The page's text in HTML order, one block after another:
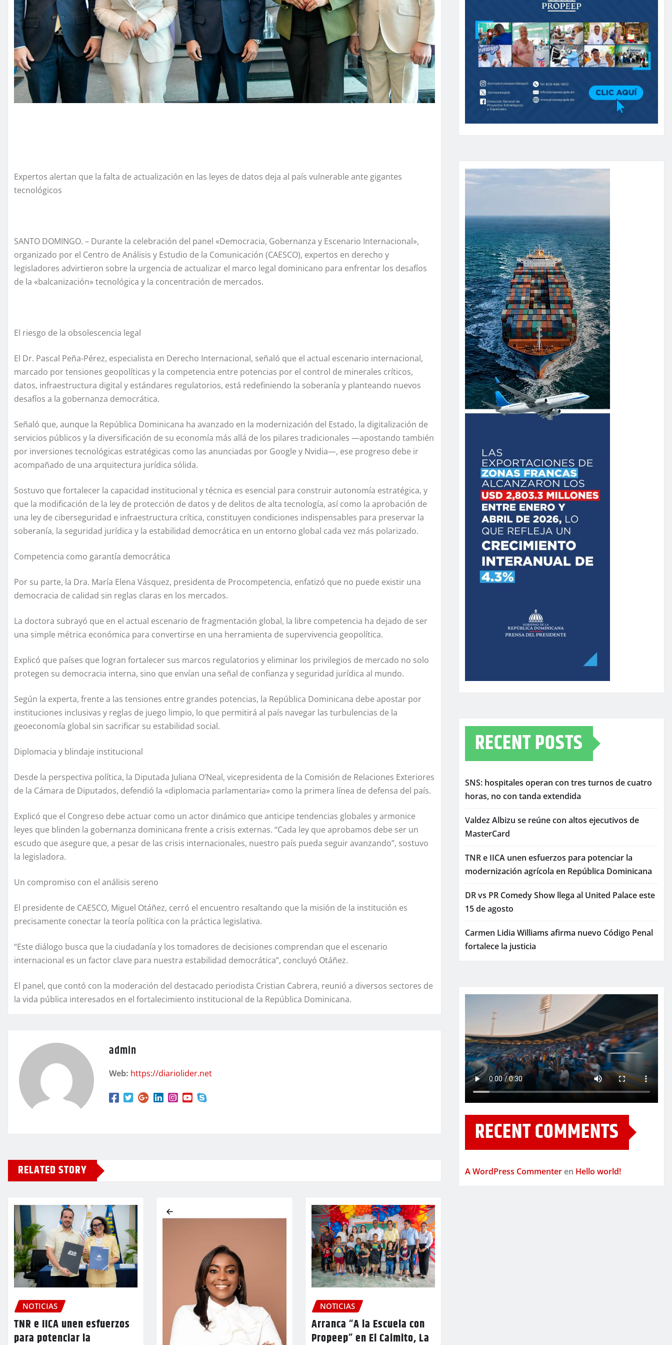
Expertos alertan que la falta de actualización en las leyes de datos deja al país vulnerable ante gigantes
tecnológicos
SANTO DOMINGO. – Durante la celebración del panel «Democracia, Gobernanza y Escenario Internacional»,
organizado por el Centro de Análisis y Estudio de la Comunicación (CAESCO), expertos en derecho y
legisladores advirtieron sobre la urgencia de actualizar el marco legal dominicano para enfrentar los desafíos
de la «balcanización» tecnológica y la concentración de mercados.
El riesgo de la obsolescencia legal
El Dr. Pascal Peña-Pérez, especialista en Derecho Internacional, señaló que el actual escenario internacional,
marcado por tensiones geopolíticas y la competencia entre potencias por el control de minerales críticos,
datos, infraestructura digital y estándares regulatorios, está redefiniendo la soberanía y planteando nuevos
desafíos a la gobernanza democrática.
Señaló que, aunque la República Dominicana ha avanzado en la modernización del Estado, la digitalización de
servicios públicos y la diversificación de su economía más allá de los pilares tradicionales —apostando también
por inversiones tecnológicas estratégicas como las anunciadas por Google y Nvidia—, ese progreso debe ir
acompañado de una arquitectura jurídica sólida.
Sostuvo que fortalecer la capacidad institucional y técnica es esencial para construir autonomía estratégica, y
que la modificación de la ley de protección de datos y de delitos de alta tecnología, así como la aprobación de
una ley de ciberseguridad e infraestructura crítica, constituyen condiciones indispensables para preservar la
soberanía, la seguridad jurídica y la estabilidad democrática en un entorno global cada vez más polarizado.
Competencia como garantía democrática
Por su parte, la Dra. María Elena Vásquez, presidenta de Procompetencia, enfatizó que no puede existir una
democracia de calidad sin reglas claras en los mercados.
​La doctora subrayó que en el actual escenario de fragmentación global, la libre competencia ha dejado de ser
una simple métrica económica para convertirse en una herramienta de supervivencia geopolítica.
Explicó que países que logran fortalecer sus marcos regulatorios y eliminar los privilegios de mercado no solo
protegen su democracia interna, sino que envían una señal de confianza y seguridad jurídica al mundo.
Según la experta, frente a las tensiones entre grandes potencias, la República Dominicana debe apostar por
instituciones inclusivas y reglas de juego limpio, lo que permitirá al país navegar las turbulencias de la
geoeconomía global sin sacrificar su estabilidad social.
Diplomacia y blindaje institucional
Desde la perspectiva política, la Diputada Juliana O’Neal, vicepresidenta de la Comisión de Relaciones Exteriores
de la Cámara de Diputados, defendió la «diplomacia parlamentaria» como la primera línea de defensa del país.
Explicó que el Congreso debe actuar como un actor dinámico que anticipe tendencias globales y armonice
leyes que blinden la gobernanza dominicana frente a crisis externas. “Cada ley que aprobamos debe ser un
escudo que asegure que, a pesar de las crisis internacionales, nuestro país pueda seguir avanzando”, sostuvo
la legisladora.
Un compromiso con el análisis sereno
El presidente de CAESCO, Miguel Otáñez, cerró el encuentro resaltando que la misión de la institución es
precisamente conectar la teoría política con la práctica legislativa.
“Este diálogo busca que la ciudadanía y los tomadores de decisiones comprendan que el escenario
internacional es un factor clave para nuestra estabilidad democrática”, concluyó Otáñez.
El panel, que contó con la moderación del destacado periodista Cristian Cabrera, reunió a diversos sectores de
la vida pública interesados en el fortalecimiento institucional de la República Dominicana.
admin
Web: https://diariolider.net
RELATED STORY
NOTICIAS
TNR e IICA unen esfuerzos
para potenciar la
NOTICIAS
Arranca “A la Escuela con
Propeep” en El Caimito, La
RECENT POSTS
SNS: hospitales operan con tres turnos de cuatro
horas, no con tanda extendida
Valdez Albizu se reúne con altos ejecutivos de
MasterCard
TNR e IICA unen esfuerzos para potenciar la
modernización agrícola en República Dominicana
DR vs PR Comedy Show llega al United Palace este
15 de agosto
Carmen Lidia Williams afirma nuevo Código Penal
fortalece la justicia
RECENT COMMENTS
A WordPress Commenter en Hello world!